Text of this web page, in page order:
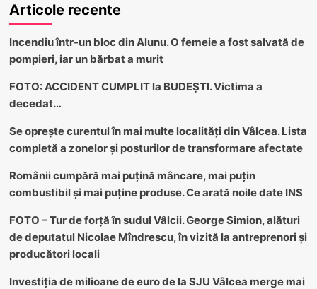
Articole recente
Incendiu într-un bloc din Alunu. O femeie a fost salvată de
pompieri, iar un bărbat a murit
FOTO: ACCIDENT CUMPLIT la BUDEȘTI. Victima a
decedat…
Se oprește curentul în mai multe localități din Vâlcea. Lista
completă a zonelor și posturilor de transformare afectate
Românii cumpără mai puțină mâncare, mai puțin
combustibil și mai puține produse. Ce arată noile date INS
FOTO – Tur de forță în sudul Vâlcii. George Simion, alături
de deputatul Nicolae Mîndrescu, în vizită la antreprenori și
producători locali
Investiția de milioane de euro de la SJU Vâlcea merge mai